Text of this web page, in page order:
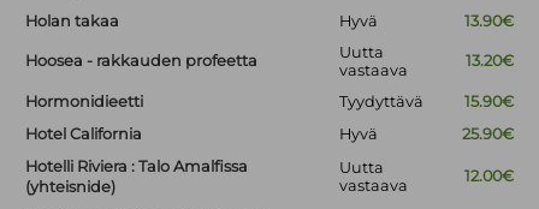
Holan takaa Hyvä 13.90€
Hoosea - rakkauden profeetta
Uutta
vastaava
13.20€
Hormonidieetti Tyydyttävä
15.90€
Hotel California
Hyvä
25.90€
Hotelli Riviera : Talo Amalfissa
(yhteisnide)
Uutta
vastaava
12.00€